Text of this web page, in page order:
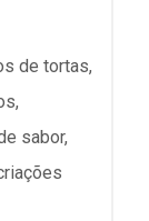
de tortas,
sabor,